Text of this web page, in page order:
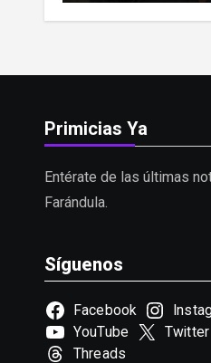
Primicias Ya
Entérate de las últimas
Farándula.
Síguenos
Facebook
YouTube
Twitter
Threads